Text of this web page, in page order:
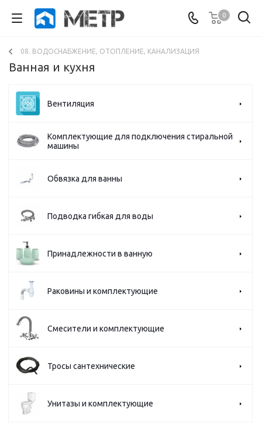
0
08. ВОДОСНАБЖЕНИЕ, ОТОПЛЕНИЕ, КАНАЛИЗАЦИЯ
Ванная и кухня
Вентиляция
Комплектующие для подключения стиральной
машины
Обвязка для ванны
Подводка гибкая для воды
Принадлежности в ванную
Раковины и комплектующие
Смесители и комплектующие
Тросы сантехнические
Унитазы и комплектующие